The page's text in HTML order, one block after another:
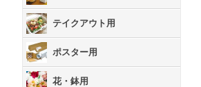
テイクアウト用
ポスター用
花・鉢用